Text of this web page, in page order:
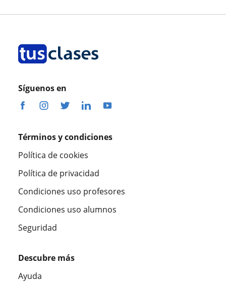
Síguenos en
Términos y condiciones
Política de cookies
Política de privacidad
Condiciones uso profesores
Condiciones uso alumnos
Seguridad
Descubre más
Ayuda